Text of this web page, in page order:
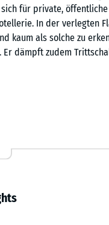
sich für private,
In der verlegten
kaum als solche zu
dämpft zudem
vorgenommen werden.